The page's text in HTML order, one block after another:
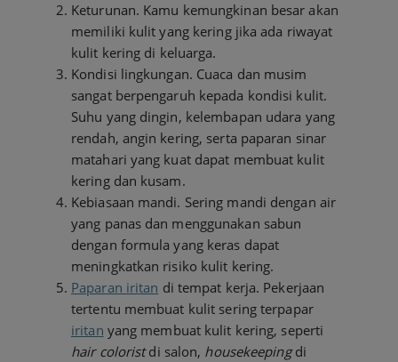
Keturunan. Kamu kemungkinan besar akan
memiliki kulit yang kering jika ada riwayat
kulit kering di keluarga.
Kondisi lingkungan. Cuaca dan musim
sangat berpengaruh kepada kondisi kulit.
Suhu yang dingin, kelembapan udara yang
rendah, angin kering, serta paparan sinar
matahari yang kuat dapat membuat kulit
kering dan kusam.
Kebiasaan mandi. Sering mandi dengan air
yang panas dan menggunakan sabun
dengan formula yang keras dapat
meningkatkan risiko kulit kering.
Paparan iritan di tempat kerja. Pekerjaan
tertentu membuat kulit sering terpapar
iritan yang membuat kulit kering, seperti
hair coloristdi salon, housekeepingdi